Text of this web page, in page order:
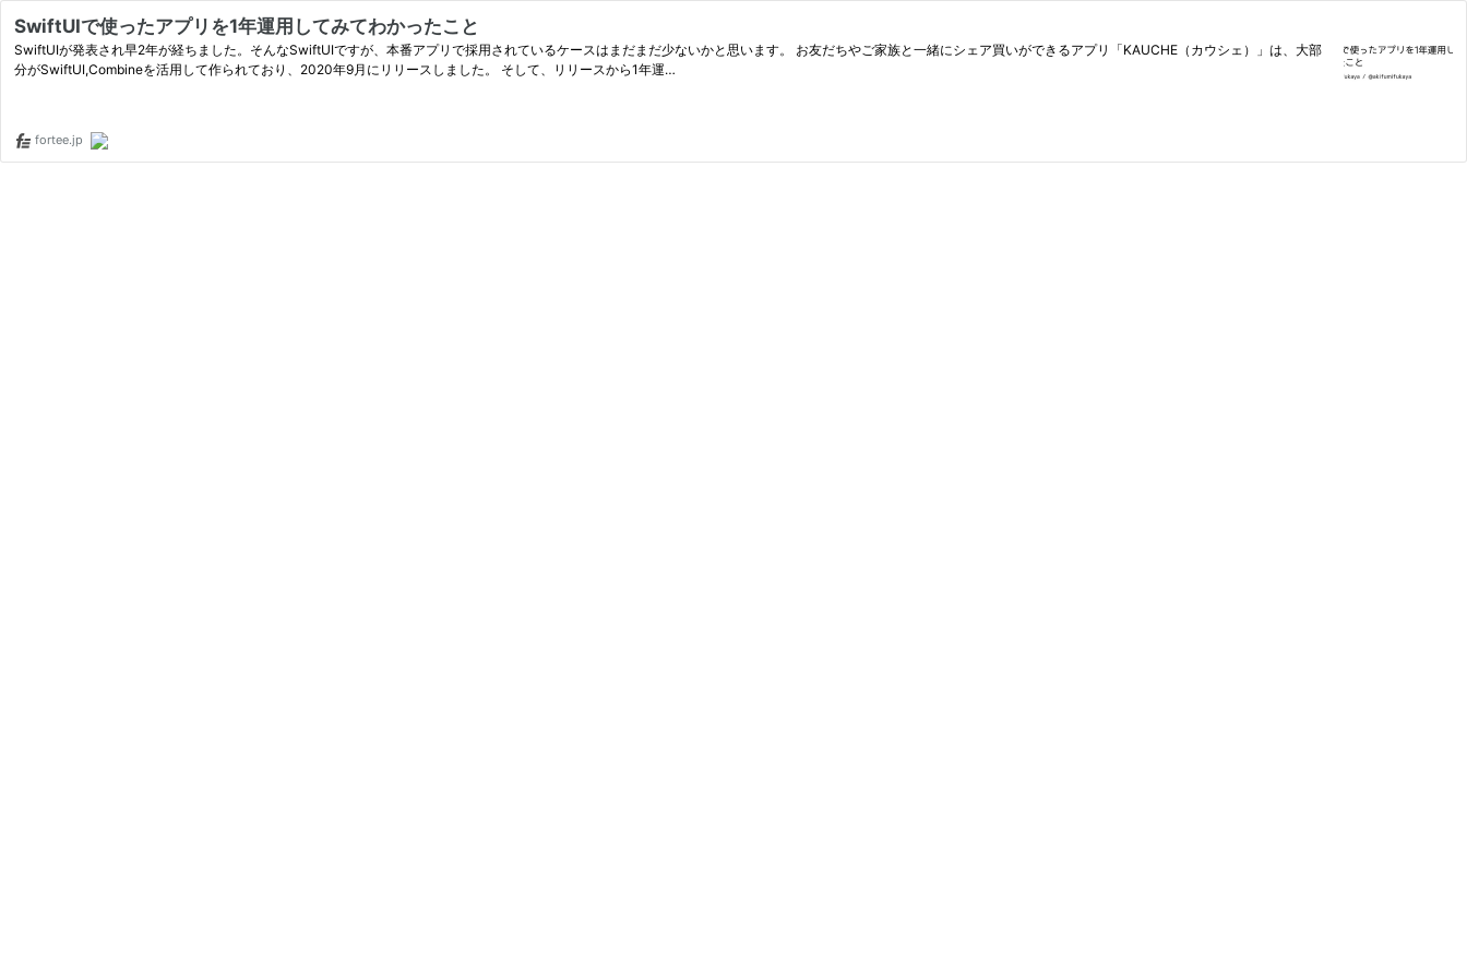
SwiftUIで使ったアプリを1年運用してみてわかったこと
SwiftUIが発表され早2年が経ちました。そんなSwiftUIですが、本番アプリで採用されているケースはまだまだ少ないかと思います。 お友だちやご家族と一緒にシェア買いができるアプリ「KAUCHE（カウシェ）」は、大部
分がSwiftUI,Combineを活用して作られており、2020年9月にリリースしました。 そして、リリースから1年運…
fortee.jp